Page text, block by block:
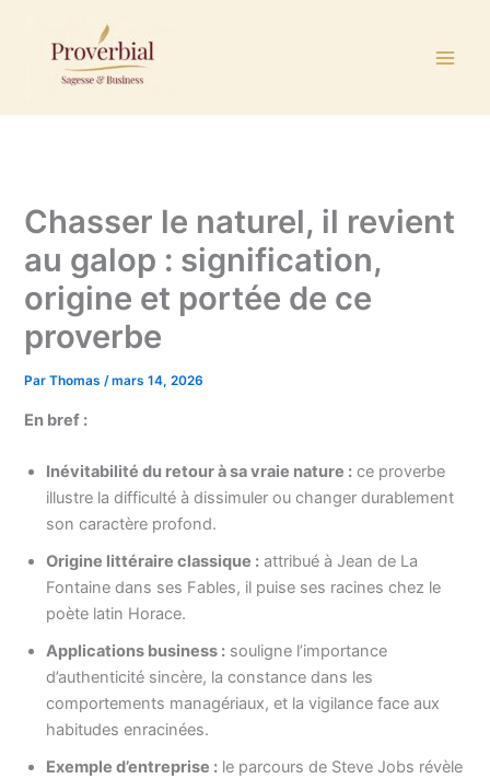
contenu
Chasser le naturel, il revient
au galop : signification,
origine et portée de ce
proverbe
ParThomas/mars 14, 2026
En bref :
Inévitabilité du retour à sa vraie nature : ce proverbe
illustre la difficulté à dissimuler ou changer durablement
son caractère profond.
Origine littéraire classique : attribué à Jean de La
Fontaine dans ses Fables, il puise ses racines chez le
poète latin Horace.
Applications business : souligne l’importance
d’authenticité sincère, la constance dans les
comportements managériaux, et la vigilance face aux
habitudes enracinées.
Exemple d’entreprise : le parcours de Steve Jobs révèle